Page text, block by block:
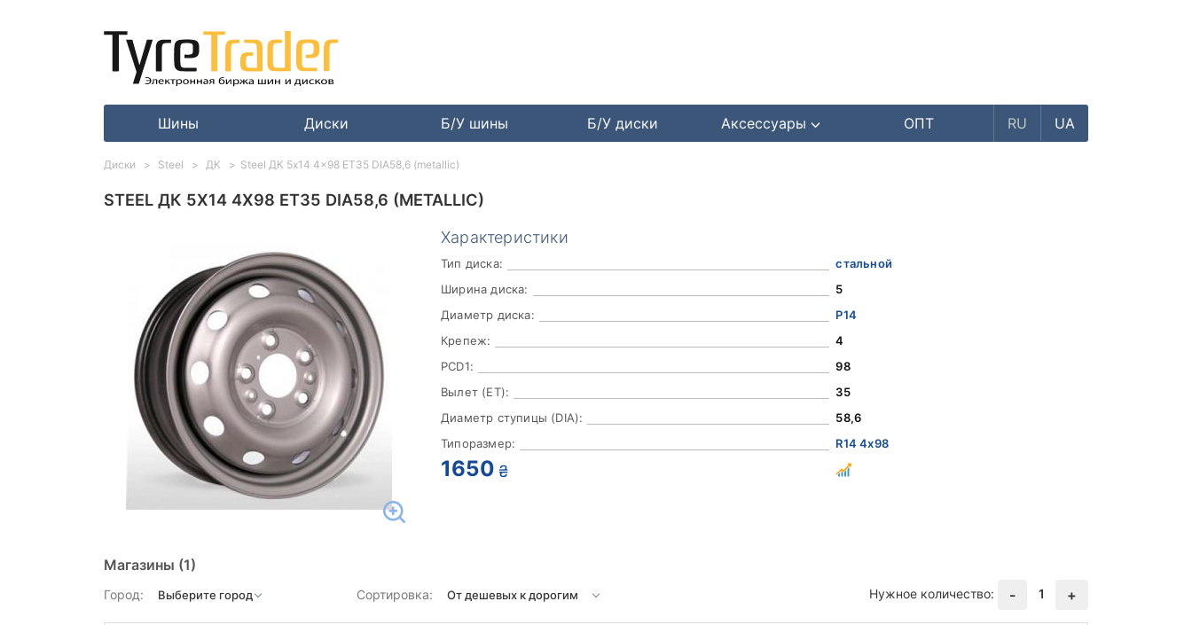
Шины Диски Б/У шины Б/У диски Аксессуары ОПТ RU UA
STEEL ДК 5X14 4X98 ET35 DIA58,6 (METALLIC)
Характеристики
Тип диска:
стальной
Ширина диска:
5
Диаметр диска:
Р14
Крепеж:
4
PCD1:
98
Вылет (ET):
35
Диаметр ступицы (DIA):
58,6
Типоразмер:
R14 4x98
1650 ₴
Магазины (1)
Город: Сортировка: Нужное количество: - 1 +
Диски Steel ДК Steel ДК 5x14 4x98 ET35 DIA58,6 (metallic)